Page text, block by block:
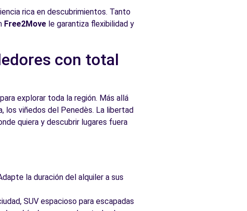
rica en descubrimientos. Tanto
Free2Move le garantiza flexibilidad y
con total
explorar toda la región. Más allá
los viñedos del Penedès. La libertad
quiera y descubrir lugares fuera
la duración del alquiler a sus
SUV espacioso para escapadas